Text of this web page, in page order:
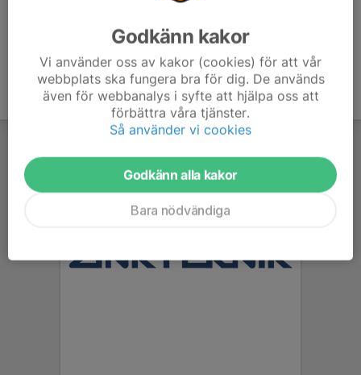
Godkänn kakor
Vi använder oss av kakor (cookies) för att vår
webbplats ska fungera bra för dig. De används
även för webbanalys i syfte att hjälpa oss att
förbättra våra tjänster.
Så använder vi cookies
Godkänn alla kakor
Bara nödvändiga